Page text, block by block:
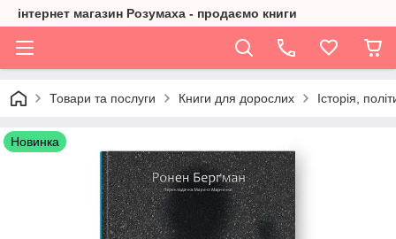
інтернет магазин Розумаха - продаємо книги
Товари та послуги Книги для дорослих Історія,
Новинка